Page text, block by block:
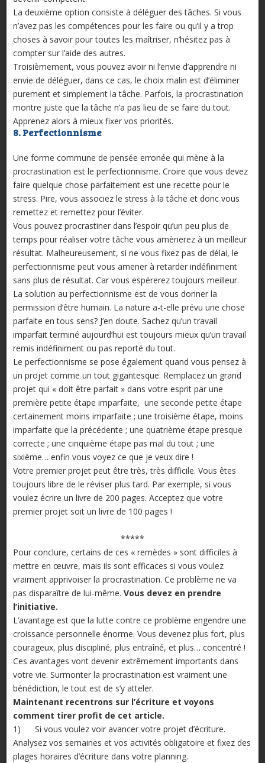
La deuxième option consiste à déléguer des tâches. Si vous
n’avez pas les compétences pour les faire ou qu’il y a trop
choses à savoir pour toutes les maîtriser, n’hésitez pas à
compter sur l’aide des autres.
Troisièmement, vous pouvez avoir ni l’envie d’apprendre ni
envie de déléguer, dans ce cas, le choix malin est d’éliminer
purement et simplement la tâche. Parfois, la procrastination
montre juste que la tâche n’a pas lieu de se faire du tout.
Apprenez alors à mieux fixer vos priorités.
8. Perfectionnisme
Une forme commune de pensée erronée qui mène à la
procrastination est le perfectionnisme. Croire que vous devez
faire quelque chose parfaitement est une recette pour le
stress. Pire, vous associez le stress à la tâche et donc vous
remettez et remettez pour l’éviter.
Vous pouvez procrastiner dans l’espoir qu’un peu plus de
temps pour réaliser votre tâche vous amènerez à un meilleur
résultat. Malheureusement, si ne vous fixez pas de délai, le
perfectionnisme peut vous amener à retarder indéfiniment
sans plus de résultat. Car vous espérerez toujours meilleur.
La solution au perfectionnisme est de vous donner la
permission d’être humain. La nature a-t-elle prévu une chose
parfaite en tous sens? J’en doute. Sachez qu’un travail
imparfait terminé aujourd’hui est toujours mieux qu’un travail
remis indéfiniment ou pas reporté du tout.
Le perfectionnisme se pose également quand vous pensez à
un projet comme un tout gigantesque. Remplacez un grand
projet qui « doit être parfait » dans votre esprit par une
première petite étape imparfaite, une seconde petite étape
certainement moins imparfaite ; une troisième étape, moins
imparfaite que la précédente ; une quatrième étape presque
correcte ; une cinquième étape pas mal du tout ; une
sixième… enfin vous voyez ce que je veux dire !
Votre premier projet peut être très, très difficile. Vous êtes
toujours libre de le réviser plus tard. Par exemple, si vous
voulez écrire un livre de 200 pages. Acceptez que votre
premier projet soit un livre de 100 pages !
*****
Pour conclure, certains de ces « remèdes » sont difficiles à
mettre en œuvre, mais ils sont efficaces si vous voulez
vraiment apprivoiser la procrastination. Ce problème ne va
pas disparaître de lui-même. Vous devez en prendre
l’initiative.
L’avantage est que la lutte contre ce problème engendre une
croissance personnelle énorme. Vous devenez plus fort, plus
courageux, plus discipliné, plus entraîné, et plus… concentré !
Ces avantages vont devenir extrêmement importants dans
votre vie. Surmonter la procrastination est vraiment une
bénédiction, le tout est de s’y atteler.
Maintenant recentrons sur l’écriture et voyons
comment tirer profit de cet article.
1) Si vous voulez voir avancer votre projet d’écriture.
Analysez vos semaines et vos activités obligatoire et fixez des
plages horaires d’écriture dans votre planning.